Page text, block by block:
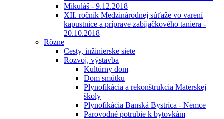
Mikuláš - 9.12.2018
XII. ročník Medzinárodnej súťaže vo varení
kapustnice a príprave zabíjačkového taniera -
20.10.2018
Rôzne
Cesty, inžinierske siete
Rozvoj, výstavba
Kultúrny dom
Dom smútku
Plynofikácia a rekonštrukcia Materskej
školy
Plynofikácia Banská Bystrica - Nemce
Parovodné potrubie k bytovkám